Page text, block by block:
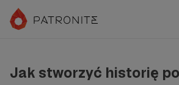
Jak stworzyć historię